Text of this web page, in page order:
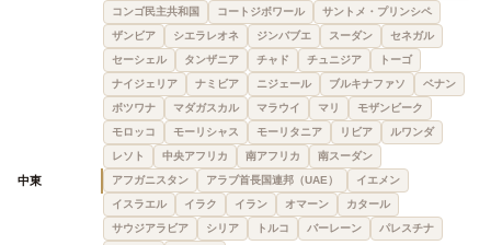
コンゴ民主共和国
コートジボワール
サントメ・プリンシペ
ザンビア
シエラレオネ ジンバブエ スーダン
セネガル
セーシェル
タンザニア チャド チュニジア
トーゴ
ナイジェリア
ナミビア ニジェール ブルキナファソ
ベナン
ボツワナ
マダガスカル マラウイ マリ
モザンビーク
モロッコ
モーリシャス モーリタニア リビア
ルワンダ
レソト
中央アフリカ 南アフリカ 南スーダン
中東 アフガニスタン アラブ首長国連邦（UAE）
イエメン
イスラエル
イラク イラン オマーン
カタール
サウジアラビア
シリア トルコ バーレーン
パレスチナ